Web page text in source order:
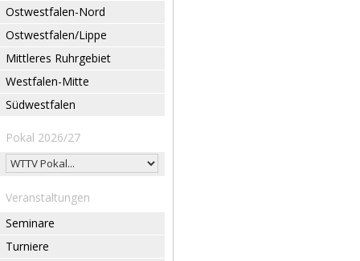
Ostwestfalen-Nord
Ostwestfalen/Lippe
Mittleres Ruhrgebiet
Westfalen-Mitte
Südwestfalen
Pokal 2026/27
Veranstaltungen
Seminare
Turniere